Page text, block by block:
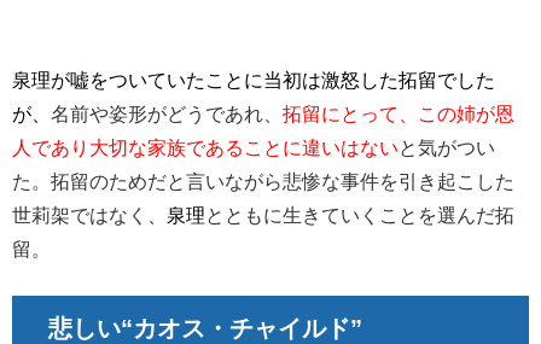
泉理が嘘をついていたことに当初は激怒した拓留でした
が、 名前や姿形がどうであれ、 拓留にとって、この姉が恩
人であり大切な家族であることに違いはないと気がつい
た。拓留のためだと言いながら悲惨な事件を引き起こした
世莉架ではなく、 泉理とともに生きていくことを選んだ拓
留。
悲しい“カオス・チャイルド”